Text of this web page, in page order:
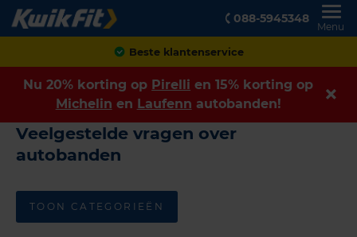
088-5945348
Menu
Beste klantenservice
Nu 20% korting op Pirelli en 15% korting op
Michelin en Laufenn autobanden!
Veelgestelde vragen over
autobanden
TOON CATEGORIEËN